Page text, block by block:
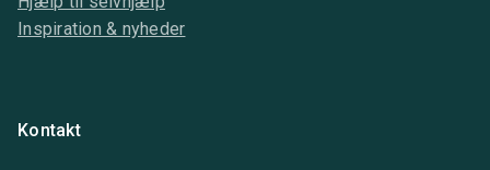
Inspiration & nyheder
Kontakt